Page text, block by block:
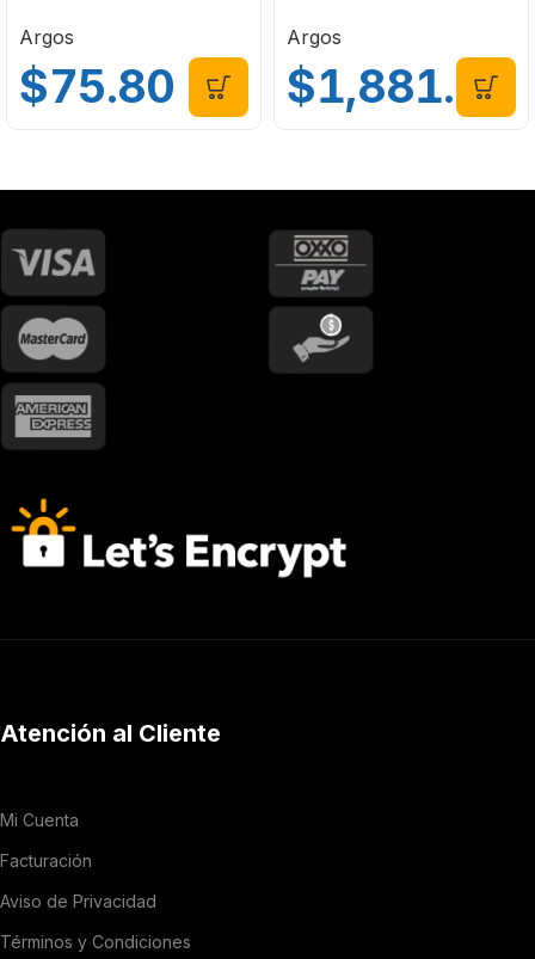
Argos
$75.80
Argos
$1,881.00
Atención al Cliente
Mi Cuenta
Facturación
Aviso de Privacidad
Términos y Condiciones